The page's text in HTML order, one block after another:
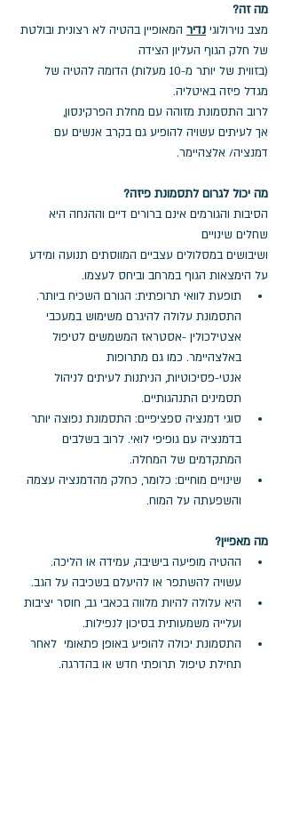
מה זה?
מצב נוירולוגי נדיר המאופיין בהטיה לא רצונית ובולטת
של חלק הגוף העליון הצידה
(בזווית של יותר מ-10 מעלות) הדומה להטיה של
מגדל פיזה באיטליה.
לרוב התסמונת מזוהה עם מחלת הפרקינסון,
אך לעיתים עשויה להופיע גם בקרב אנשים עם
דמנציה/ אלצהיימר.
מה יכול לגרום לתסמונת פיזה?
הסיבות והגורמים אינם ברורים דיים וההנחה היא
שחלים שינויים
ושיבושים במסלולים עצביים המווסתים תנועה ומידע
על הימצאות הגוף במרחב וביחס לעצמו.
תופעת לוואי תרופתית: הגורם השכיח ביותר.
התסמונת עלולה להיגרם משימוש במעכבי
אצטילכולין -אסטראז המשמשים לטיפול
באלצהיימר. כמו גם מתרופות
אנטי-פסיכוטיות, הניתנות לעיתים לניהול
תסמינים התנהגותיים.
סוגי דמנציה ספציפיים: התסמונת נפוצה יותר
בדמנציה עם גופיפי לואי. לרוב בשלבים
המתקדמים של המחלה.
שינויים מוחיים: כלומר, כחלק מהדמנציה עצמה
והשפעתה על המוח.
מה מאפיין?
ההטיה מופיעה בישיבה, עמידה או הליכה.
עשויה להשתפר או להיעלם בשכיבה על הגב.
היא עלולה להיות מלווה בכאבי גב, חוסר יציבות
ועלייה משמעותית בסיכון לנפילות.
התסמונת יכולה להופיע באופן פתאומי  לאחר
תחילת טיפול תרופתי חדש או בהדרגה.